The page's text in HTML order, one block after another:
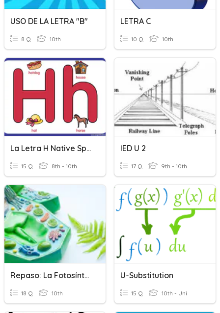
USO DE LA LETRA "B"
8 Q 10th
LETRA C
10 Q 10th
La Letra H Native Sp. 2
15 Q 8th - 10th
IED U 2
17 Q 9th - 10th
Repaso: La Fotosíntesis
18 Q 10th
U-Substitution
15 Q 10th - Uni